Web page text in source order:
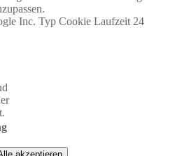
Inc. Typ Cookie Laufzeit 24